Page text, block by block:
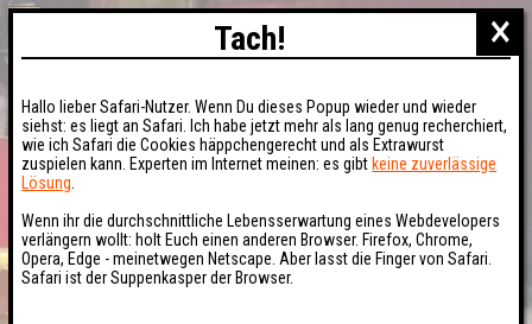
×
Tach!
Hallo lieber Safari-Nutzer. Wenn Du dieses Popup wieder und wieder
siehst: es liegt an Safari. Ich habe jetzt mehr als lang genug recherchiert,
wie ich Safari die Cookies häppchengerecht und als Extrawurst
zuspielen kann. Experten im Internet meinen: es gibt keine zuverlässige
Lösung
Wenn ihr die durchschnittliche Lebensserwartung eines Webdevelopers
verlängern wollt: holt Euch einen anderen Browser. Firefox, Chrome,
Opera, Edge - meinetwegen Netscape. Aber lasst die Finger von Safari.
Safari ist der Suppenkasper der Browser.